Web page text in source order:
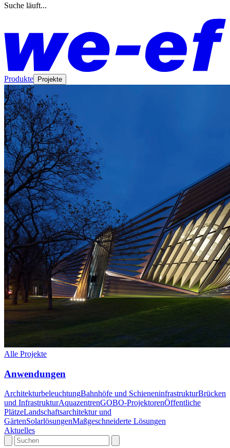
Suche läuft...
Produkte Projekte
Alle Projekte
Anwendungen
ArchitekturbeleuchtungBahnhöfe und SchieneninfrastrukturBrücken
und InfrastrukturAquazentrenGOBO-ProjektorenÖffentliche
PlätzeLandschaftsarchitektur und
GärtenSolarlösungenMaßgeschneiderte Lösungen
Aktuelles